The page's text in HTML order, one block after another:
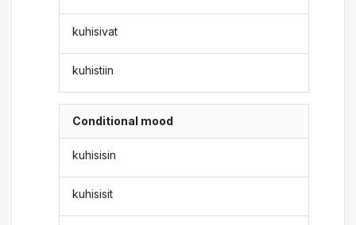
kuhisivat
kuhistiin
Conditional mood
kuhisisin
kuhisisit